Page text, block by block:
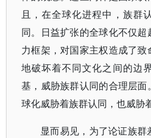
且，在全球化进程中，族群
同。日益扩张的全球化不仅
力框架，对国家主权造成了
地破坏着不同文化之间的边
基，威胁族群认同的合理层
球化威胁着族群认同，也威胁
显而易见，为了论证族